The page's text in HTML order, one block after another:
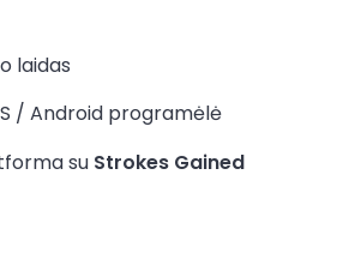
laidas
/ Android programėlė
su Strokes Gained